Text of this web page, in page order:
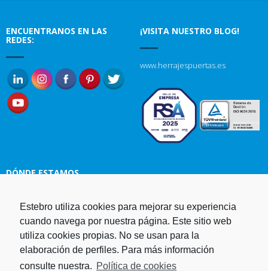
ENCUENTRANOS EN LAS
REDES:
¡VISITA NUESTRO BLOG!
www.herrajespuertas.es
DÓNDE ESTAMOS
Estampaciones EBRO, S.L.
Polg. Ind. Malpica-Alfindén C/H
naves 10, 12, 14 y 5 50171 La
Puebla de Alfindén Zaragoza,
España
Estebro utiliza cookies para mejorar su experiencia
cuando navega por nuestra página. Este sitio web
utiliza cookies propias. No se usan para la
elaboración de perfiles. Para más información
consulte nuestra. Política de cookies